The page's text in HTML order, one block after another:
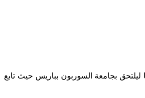
على الباكالوريا ليلتحق بجامعة السوربون بباريس حيث تابع